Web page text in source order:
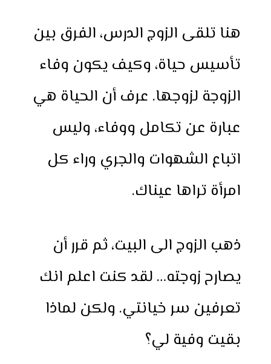
هنا تلقى الزوج الدرس، الفرق بين
تأسيس حياة، وكيف يكون وفاء
الزوجة لزوجها. عرف أن الحياة هي
عبارة عن تكامل ووفاء، وليس
اتباع الشهوات والجري وراء كل
امرأة تراها عيناك.
ذهب الزوج الى البيت، ثم قرر أن
يصارح زوجته… لقد كنت اعلم انك
تعرفين سر خيانتي. ولكن لماذا
بقيت وفية لي؟